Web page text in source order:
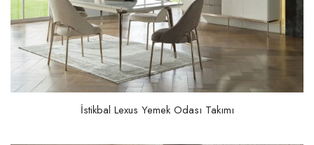
İstikbal Lexus Yemek Odası Takımı